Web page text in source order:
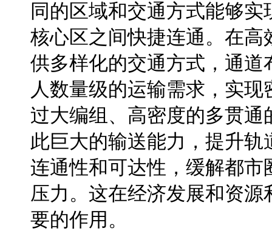
同的区域和交通方式能够
核心区之间快捷连通。在
供多样化的交通方式，通
人数量级的运输需求，实
过大编组、高密度的多贯
此巨大的输送能力，提升
连通性和可达性，缓解都
压力。这在经济发展和资
要的作用。